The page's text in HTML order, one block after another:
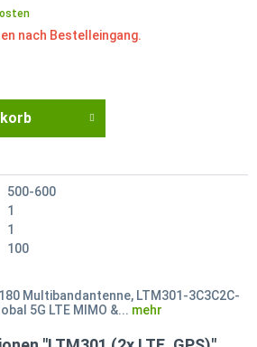
nach Bestelleingang.
500-600
1
1
100
Multibandantenne, LTM301-3C3C2C-
5G LTE MIMO &... mehr